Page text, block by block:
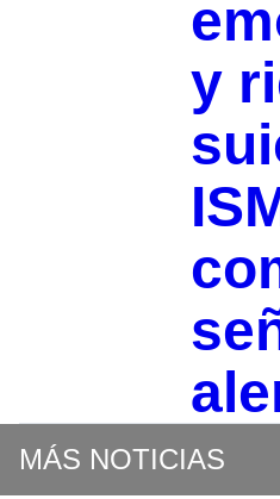
y
MÁS NOTICIAS